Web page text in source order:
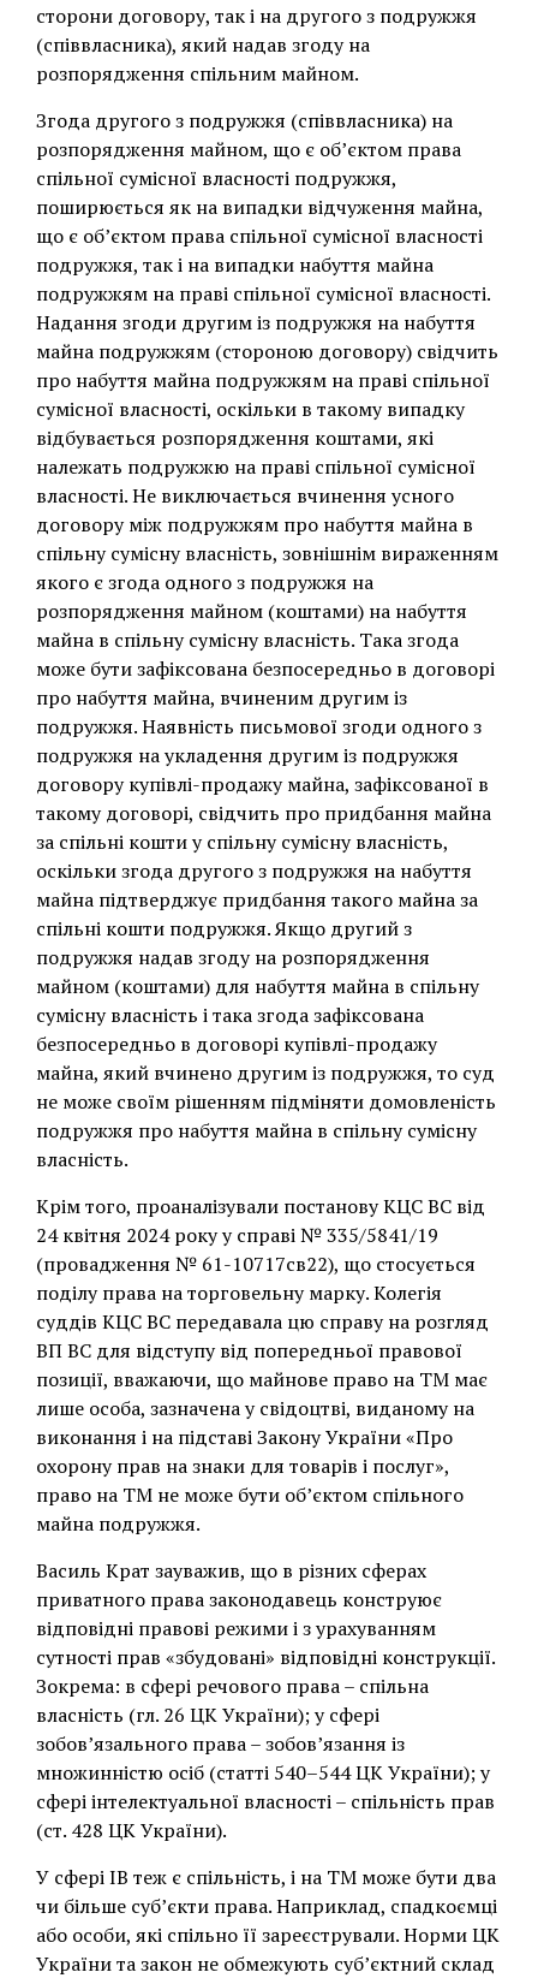
сторони договору, так і на другого з подружжя
(співвласника), який надав згоду на
розпорядження спільним майном.
Згода другого з подружжя (співвласника) на
розпорядження майном, що є об’єктом права
спільної сумісної власності подружжя,
поширюється як на випадки відчуження майна,
що є об’єктом права спільної сумісної власності
подружжя, так і на випадки набуття майна
подружжям на праві спільної сумісної власності.
Надання згоди другим із подружжя на набуття
майна подружжям (стороною договору) свідчить
про набуття майна подружжям на праві спільної
сумісної власності, оскільки в такому випадку
відбувається розпорядження коштами, які
належать подружжю на праві спільної сумісної
власності. Не виключається вчинення усного
договору між подружжям про набуття майна в
спільну сумісну власність, зовнішнім вираженням
якого є згода одного з подружжя на
розпорядження майном (коштами) на набуття
майна в спільну сумісну власність. Така згода
може бути зафіксована безпосередньо в договорі
про набуття майна, вчиненим другим із
подружжя. Наявність письмової згоди одного з
подружжя на укладення другим із подружжя
договору купівлі-продажу майна, зафіксованої в
такому договорі, свідчить про придбання майна
за спільні кошти у спільну сумісну власність,
оскільки згода другого з подружжя на набуття
майна підтверджує придбання такого майна за
спільні кошти подружжя. Якщо другий з
подружжя надав згоду на розпорядження
майном (коштами) для набуття майна в спільну
сумісну власність і така згода зафіксована
безпосередньо в договорі купівлі-продажу
майна, який вчинено другим із подружжя, то суд
не може своїм рішенням підміняти домовленість
подружжя про набуття майна в спільну сумісну
власність.
Крім того, проаналізували постанову КЦС ВС від
24 квітня 2024 року у справі № 335/5841/19
(провадження № 61-10717св22), що стосується
поділу права на торговельну марку. Колегія
суддів КЦС ВС передавала цю справу на розгляд
ВП ВС для відступу від попередньої правової
позиції, вважаючи, що майнове право на ТМ має
лише особа, зазначена у свідоцтві, виданому на
виконання і на підставі Закону України «Про
охорону прав на знаки для товарів і послуг»,
право на ТМ не може бути об’єктом спільного
майна подружжя.
Василь Крат зауважив, що в різних сферах
приватного права законодавець конструює
відповідні правові режими і з урахуванням
сутності прав «збудовані» відповідні конструкції.
Зокрема: в сфері речового права – спільна
власність (гл. 26 ЦК України); у сфері
зобов’язального права – зобов’язання із
множинністю осіб (статті 540–544 ЦК України); у
сфері інтелектуальної власності – спільність прав
(ст. 428 ЦК України).
У сфері ІВ теж є спільність, і на ТМ може бути два
чи більше суб’єкти права. Наприклад, спадкоємці
або особи, які спільно її зареєстрували. Норми ЦК
України та закон не обмежують суб’єктний склад